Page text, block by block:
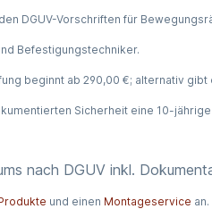
DGUV-Vorschriften für
Befestigungstechniker.
beginnt ab 290,00 €; alternativ
Sicherheit eine 10-
nach DGUV inkl.
und einen Montageservice